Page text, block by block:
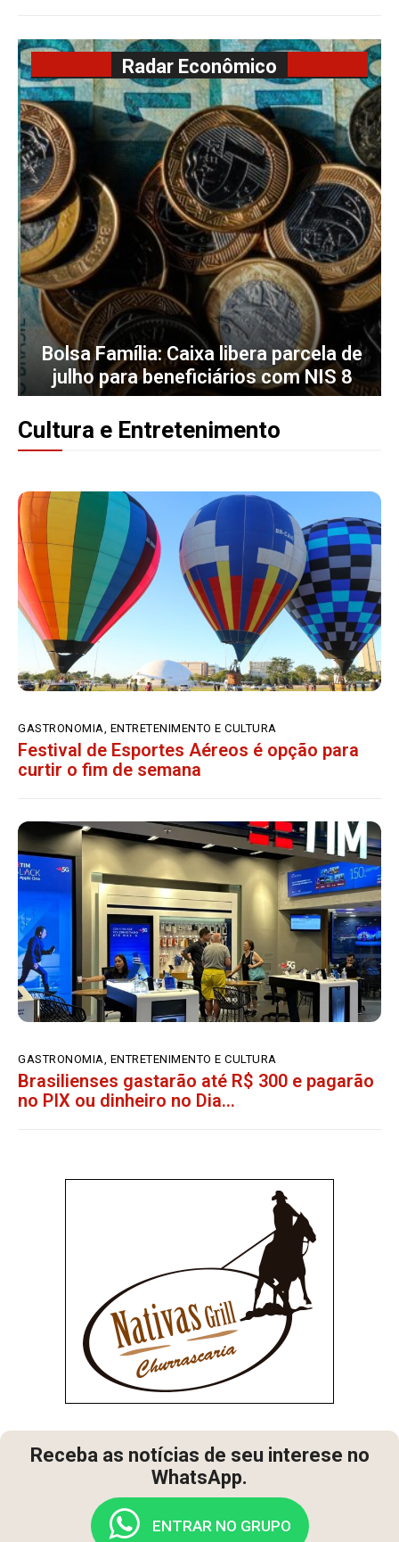
Radar Econômico
Receita lança canal único de
atendimento digital
Cultura e Entretenimento
GASTRONOMIA, ENTRETENIMENTO E CULTURA
Festival de Esportes Aéreos é opção para
curtir o fim de semana
GASTRONOMIA, ENTRETENIMENTO E CULTURA
Brasilienses gastarão até R$ 300 e pagarão
no PIX ou dinheiro no Dia...
Receba as notícias de seu interese no
WhatsApp.
ENTRAR NO GRUPO